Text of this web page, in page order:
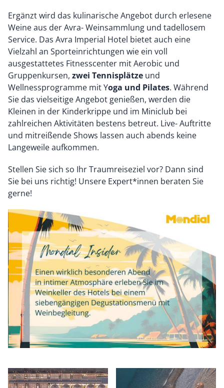
Ergänzt wird das kulinarische Angebot durch erlesene
Weine aus der Avra- Weinsammlung und tadellosem
Service. Das Avra Imperial Hotel bietet auch eine
Vielzahl an Sporteinrichtungen wie ein voll
ausgestattetes Fitnesscenter mit Aerobic und
Gruppenkursen, zwei Tennisplätze und
Wellnessprogramme mit Yoga und Pilates. Während
Sie das vielseitige Angebot genießen, werden die
Kleinen in der Kinderkrippe und im Miniclub bei
zahlreichen Aktivitäten bestens betreut. Live- Auftritte
und mitreißende Shows lassen auch abends keine
Langeweile aufkommen.
Stellen Sie sich so Ihr Traumreiseziel vor? Dann sind
Sie bei uns richtig! Unsere Expert*innen beraten Sie
gerne!